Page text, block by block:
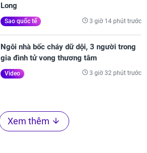
Long
Sao quốc tế 3 giờ 14 phút trước
Ngôi nhà bốc cháy dữ dội, 3 người trong
gia đình tử vong thương tâm
Video 3 giờ 32 phút trước
Xem thêm